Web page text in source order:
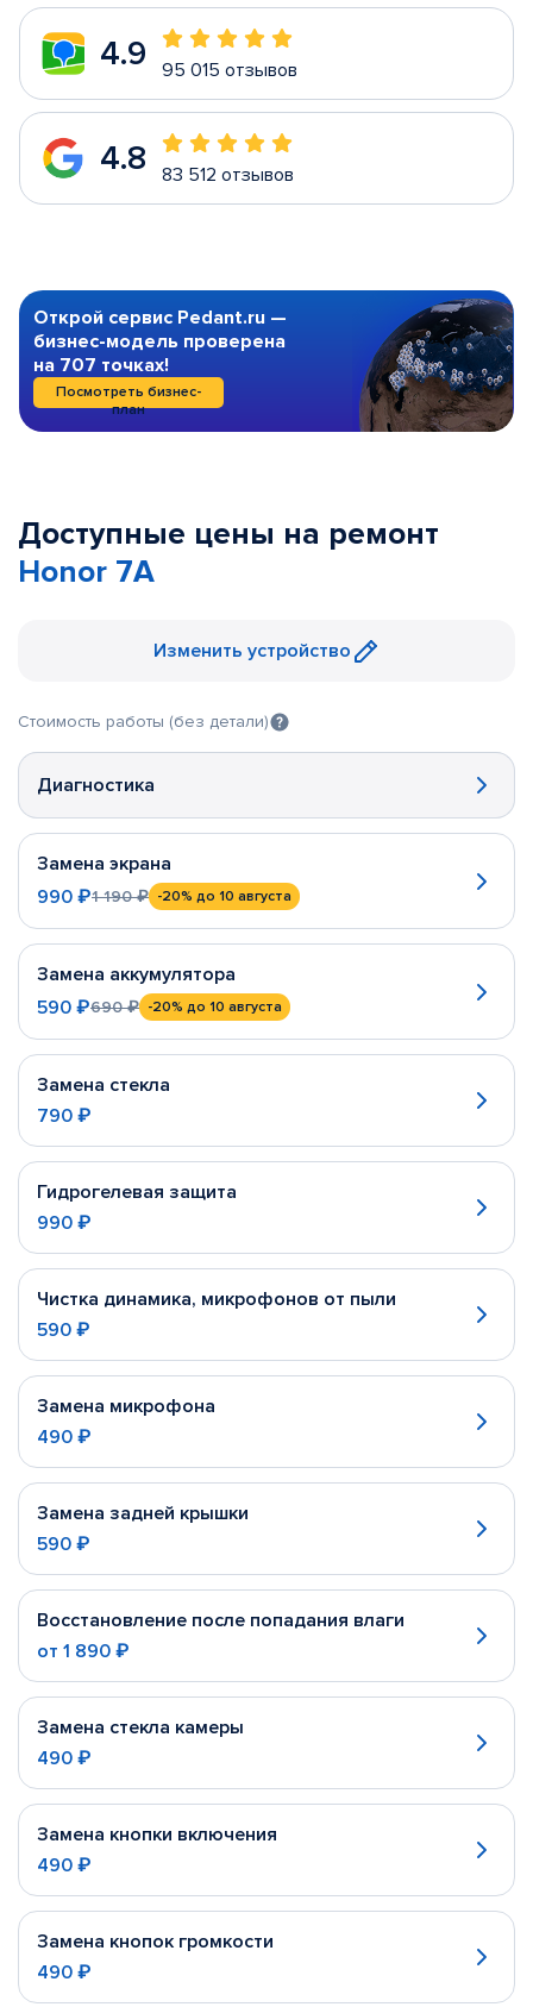
4.9 95 015 отзывов
4.8 83 512 отзывов
Открой сервис Pedant.ru —
бизнес-модель проверена
на 707 точках!
Посмотреть бизнес-
план
Доступные цены на ремонт
Honor 7A
Изменить устройство
Стоимость работы (без детали)
Диагностика
Замена экрана
990 ₽1 190 ₽ -20% до 10 августа
Замена аккумулятора
590 ₽690 ₽ -20% до 10 августа
Замена стекла
790 ₽
Гидрогелевая защита
990 ₽
Чистка динамика, микрофонов от пыли
590 ₽
Замена микрофона
490 ₽
Замена задней крышки
590 ₽
Восстановление после попадания влаги
от 1 890 ₽
Замена стекла камеры
490 ₽
Замена кнопки включения
490 ₽
Замена кнопок громкости
490 ₽